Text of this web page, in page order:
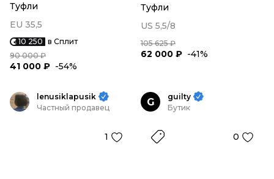
Туфли
EU 35,5
10 250 в Сплит
90 000 ₽
41 000 ₽ -54%
Туфли
US 5,5/8
105 625 ₽
62 000 ₽ -41%
lenusiklapusik
Частный продавец
1
G
guilty
Бутик
0